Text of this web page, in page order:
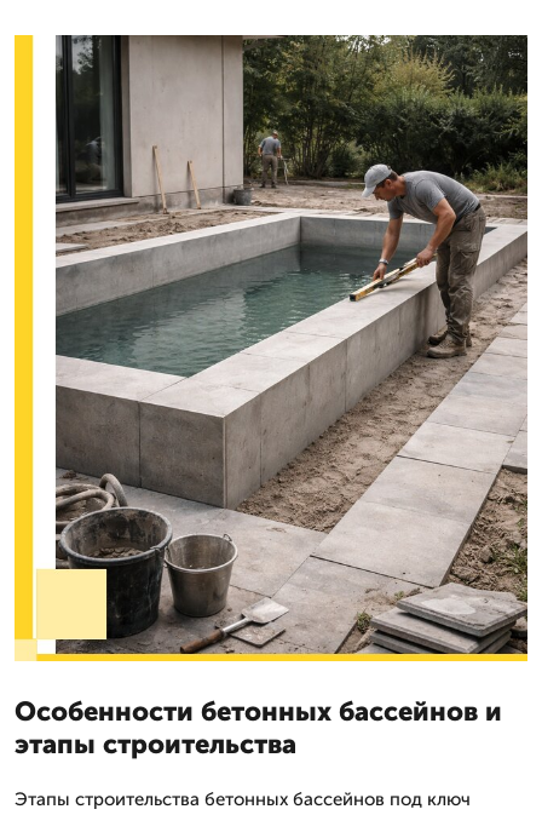
Особенности бетонных бассейнов и
этапы строительства
Этапы строительства бетонных бассейнов под ключ